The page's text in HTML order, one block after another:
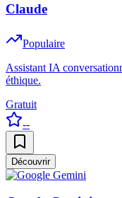
Claude
Populaire
Assistant IA
éthique.
Gratuit
--
Découvrir